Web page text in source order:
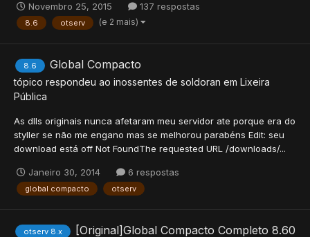
Novembro 25, 2015 137 respostas
8.6 otserv (e 2 mais)
8.6 Global Compacto
tópico respondeu ao inossentes de soldoran em Lixeira
Pública
As dlls originais nunca afetaram meu servidor ate porque era do
styller se não me engano mas se melhorou parabéns Edit: seu
download está off Not FoundThe requested URL /downloads/...
Janeiro 30, 2014 6 respostas
global compacto otserv
otserv 8.x
[Original]Global Compacto Completo 8.60